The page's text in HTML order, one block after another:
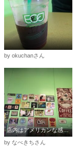
by okuchanさん
店内はアメリカンな感じ。
by なべきちさん